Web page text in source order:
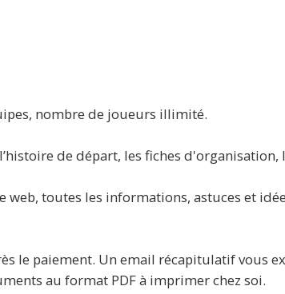
nombre de joueurs illimité.
de départ, les fiches d'organisation,
toutes les informations, astuces et
le paiement. Un email récapitulatif vous
au format PDF à imprimer chez soi.